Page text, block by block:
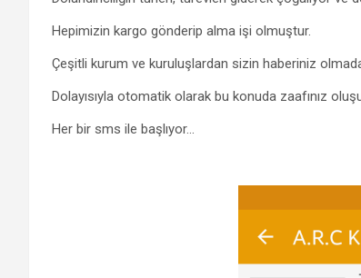
Hepimizin kargo gönderip alma işi olmuştur.
Çeşitli kurum ve kuruluşlardan sizin haberiniz
Dolayısıyla otomatik olarak bu konuda zaafınız
Her bir sms ile başlıyor…